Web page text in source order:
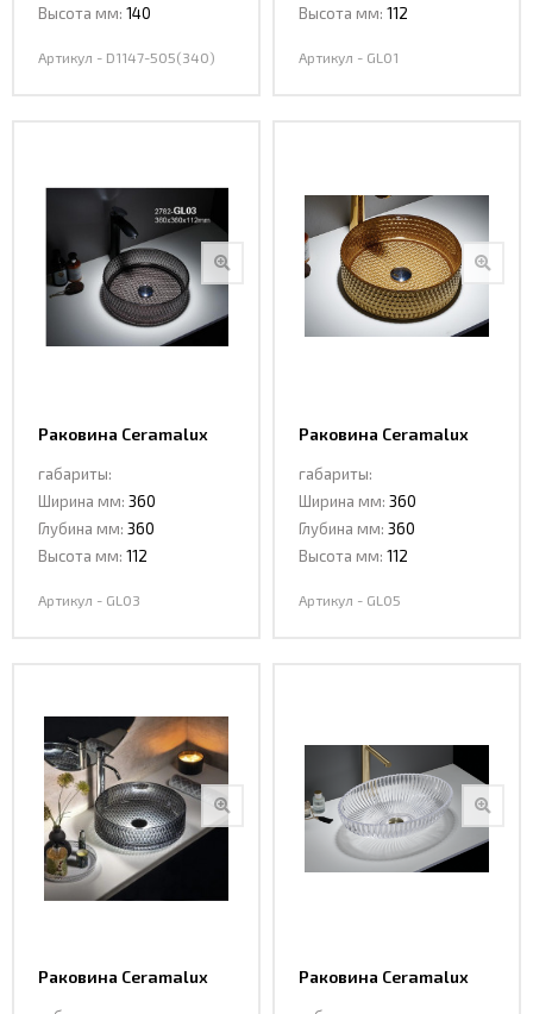
Высота мм: 140
Артикул - D1147-505(340)
Высота мм: 112
Артикул - GL01
Раковина Ceramalux
габариты:
Ширина мм: 360
Глубина мм: 360
Высота мм: 112
Артикул - GL03
Раковина Ceramalux
габариты:
Ширина мм: 360
Глубина мм: 360
Высота мм: 112
Артикул - GL05
Раковина Ceramalux
Раковина Ceramalux